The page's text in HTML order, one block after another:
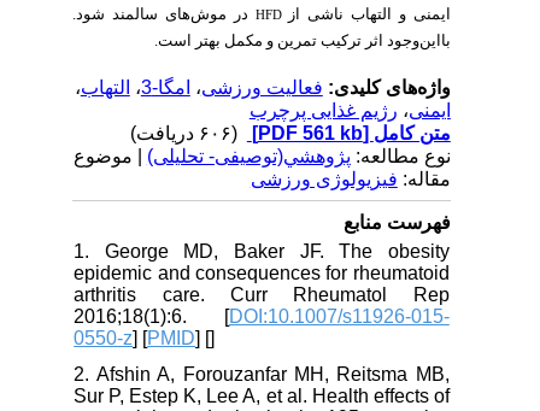
ایمنی و التهاب ناشی ازHFDدر موش‌های سالمند شود.
بااین‌وجود اثر ترکیب تمرین و مکمل بهتر است.
واژه‌های کلیدی:فعالیت ورزشی،امگا-3 ،التهاب،
ایمنی،رژیم غذایی پرچرب
متن کامل[PDF 561 kb]
نوع مطالعه:پژوهشي(توصیفی- تحلیلی) | موضوع
مقاله:فیزیولوژی ورزشی
فهرست منابع
1. George MD, Baker JF. The obesity
epidemic and consequences for rheumatoid
arthritis care. Curr Rheumatol Rep
2016;18(1):6. [DOI:10.1007/s11926-015-
0550-z] [PMID] [
2. Afshin A, Forouzanfar MH, Reitsma MB,
Sur P, Estep K, Lee A, et al. Health effects of